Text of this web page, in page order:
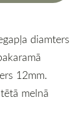
diamters
12mm.
melnā